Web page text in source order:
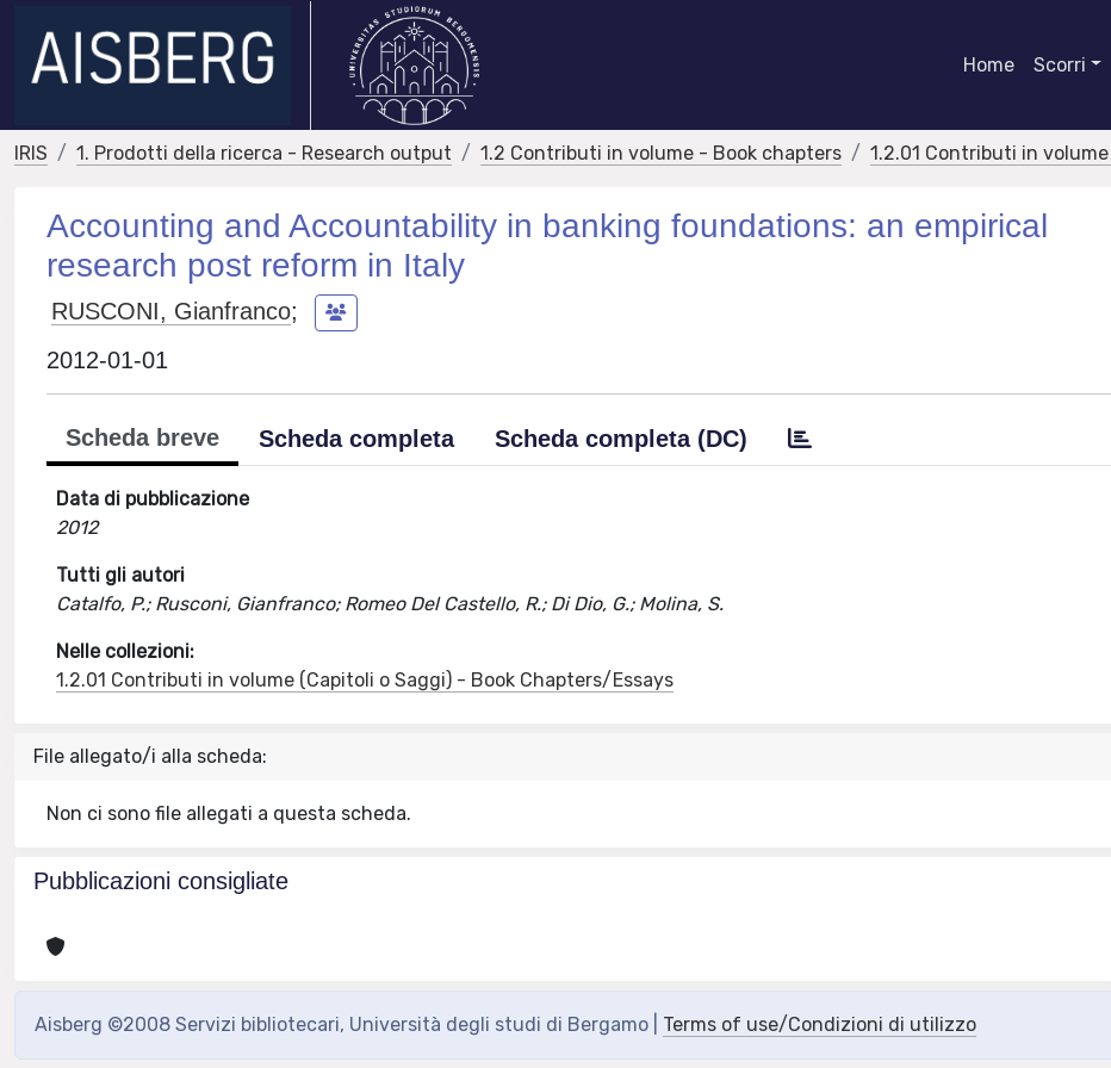
Home Scorri
IRIS 1. Prodotti della ricerca - Research output 1.2 Contributi in volume - Book chapters 1.2.01 Contributi in
Accounting and Accountability in banking foundations: an empirical
research post reform in Italy
RUSCONI, Gianfranco;
2012-01-01
Scheda breve Scheda completa Scheda completa (DC)
Data di pubblicazione
2012
Tutti gli autori
Catalfo, P.; Rusconi, Gianfranco; Romeo Del Castello, R.; Di Dio, G.; Molina, S.
Nelle collezioni:
1.2.01 Contributi in volume (Capitoli o Saggi) - Book Chapters/Essays
File allegato/i alla scheda:
Non ci sono file allegati a questa scheda.
Pubblicazioni consigliate
Aisberg ©2008 Servizi bibliotecari, Università degli studi di Bergamo | Terms of use/Condizioni di utilizzo